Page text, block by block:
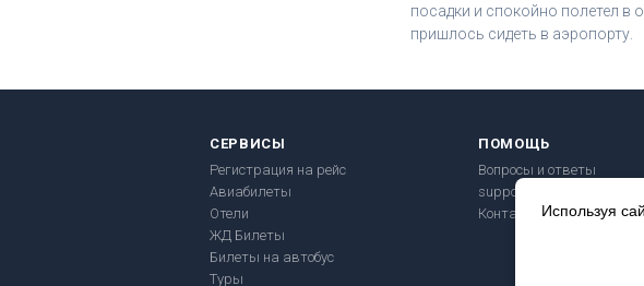
посадки и спокойно полетел в
пришлось сидеть в аэропорту.
СЕРВИСЫ
Регистрация на рейс
Авиабилеты
Отели
ЖД Билеты
Билеты на автобус
Туры
ПОМОЩЬ
Вопросы и ответы
support@checkin24.ru
КонтактыИспользуя